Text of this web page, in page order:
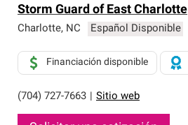
Storm Guard of East Charlotte
Charlotte, NC Español Disponible
(704) 727-7663 Sitio web
Financiación disponible